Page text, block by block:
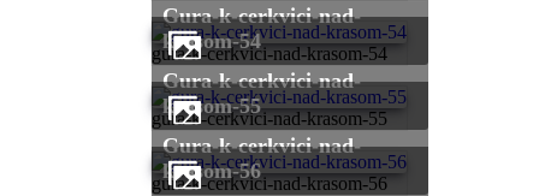
gura-k-cerkvici-nad-krasom-54
gura-k-cerkvici-nad-
krasom-54
gura-k-cerkvici-nad-krasom-55
gura-k-cerkvici-nad-
krasom-55
gura-k-cerkvici-nad-krasom-56
gura-k-cerkvici-nad-
krasom-56